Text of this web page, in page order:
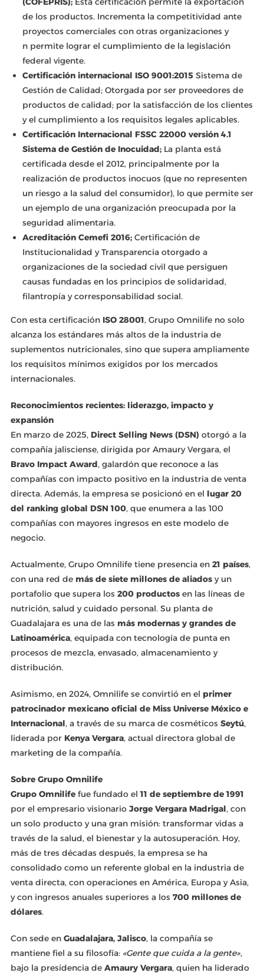
de los productos. Incrementa la competitividad ante
proyectos comerciales con otras organizaciones y
n permite lograr el cumplimiento de la legislación
federal vigente.
Certificación internacional ISO 9001:2015 Sistema de
Gestión de Calidad; Otorgada por ser proveedores de
productos de calidad; por la satisfacción de los clientes
y el cumplimiento a los requisitos legales aplicables.
Certificación Internacional FSSC 22000 versión 4.1
Sistema de Gestión de Inocuidad; La planta está
certificada desde el 2012, principalmente por la
realización de productos inocuos (que no representen
un riesgo a la salud del consumidor), lo que permite ser
un ejemplo de una organización preocupada por la
seguridad alimentaria.
Acreditación Cemefi 2016; Certificación de
Institucionalidad y Transparencia otorgado a
organizaciones de la sociedad civil que persiguen
causas fundadas en los principios de solidaridad,
filantropía y corresponsabilidad social.
Con esta certificación ISO 28001, Grupo Omnilife no solo
alcanza los estándares más altos de la industria de
suplementos nutricionales, sino que supera ampliamente
los requisitos mínimos exigidos por los mercados
internacionales.
Reconocimientos recientes: liderazgo, impacto y
expansión
En marzo de 2025, Direct Selling News (DSN) otorgó a la
compañía jalisciense, dirigida por Amaury Vergara, el
Bravo Impact Award, galardón que reconoce a las
compañías con impacto positivo en la industria de venta
directa. Además, la empresa se posicionó en el lugar 20
del ranking global DSN 100, que enumera a las 100
compañías con mayores ingresos en este modelo de
negocio.
Actualmente, Grupo Omnilife tiene presencia en 21 países,
con una red de más de siete millones de aliados y un
portafolio que supera los 200 productos en las líneas de
nutrición, salud y cuidado personal. Su planta de
Guadalajara es una de las más modernas y grandes de
Latinoamérica, equipada con tecnología de punta en
procesos de mezcla, envasado, almacenamiento y
distribución.
Asimismo, en 2024, Omnilife se convirtió en el primer
patrocinador mexicano oficial de Miss Universe México e
Internacional, a través de su marca de cosméticos Seytú,
liderada por Kenya Vergara, actual directora global de
marketing de la compañía.
Sobre Grupo Omnilife
Grupo Omnilife fue fundado el11 de septiembre de 1991
por el empresario visionario Jorge Vergara Madrigal, con
un solo producto y una gran misión: transformar vidas a
través de la salud, el bienestar y la autosuperación. Hoy,
más de tres décadas después, la empresa se ha
consolidado como un referente global en la industria de
venta directa, con operaciones en América, Europa y Asia,
y con ingresos anuales superiores a los 700 millones de
dólares.
Con sede en Guadalajara, Jalisco, la compañía se
mantiene fiel a su filosofía: «Gente que cuida a la gente»,
bajo la presidencia de Amaury Vergara, quien ha liderado